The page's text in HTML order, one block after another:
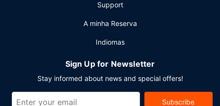
Support
A minha Reserva
Indiomas
Sign Up for Newsletter
Stay informed about news and special offers!
Subscribe